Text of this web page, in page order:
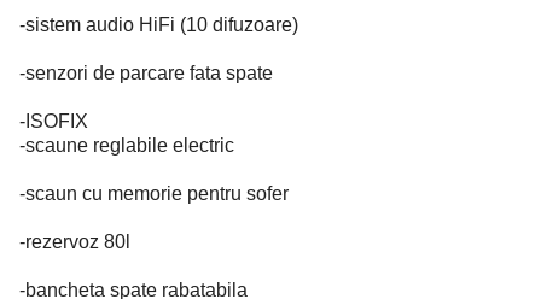
-sistem audio HiFi (10 difuzoare)
-senzori de parcare fata spate
-ISOFIX
-scaune reglabile electric
-scaun cu memorie pentru sofer
-rezervoz 80l
-bancheta spate rabatabila